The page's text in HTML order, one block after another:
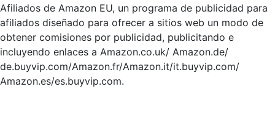
Afiliados de Amazon EU, un programa de publicidad para
afiliados diseñado para ofrecer a sitios web un modo de
obtener comisiones por publicidad, publicitando e
incluyendo enlaces a Amazon.co.uk/ Amazon.de/
de.buyvip.com/Amazon.fr/Amazon.it/it.buyvip.com/
Amazon.es/es.buyvip.com.